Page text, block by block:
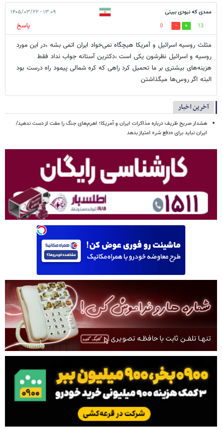
ممدی که نبودی ببینی ۱۳:۰۹ - ۱۴۰۵/۰۳/۲۲
13
0
پاسخ
مثلث روسیه اسرائیل و آمریکا هیچگاه نمی‌خواد ایران اتمی بشه ،در این مورد
روسیه و اسرائیل نظرشون یکی است ،دکترین آستانه جواب نداد فقط
هزینه‌های بیشتری بر ما تحمیل کرد راهی که کره شمالی پیمود راه درست بود
البته اگر روس‌ها میگذاشتن
آخرین اخبار
هشدار صریح ظریف درباره مذاکرات ایران و آمریکا؛ اهرم‌های جنگ را مفت از دست ندهید/
ایران نباید برای «دفع شر» امتیاز بدهد